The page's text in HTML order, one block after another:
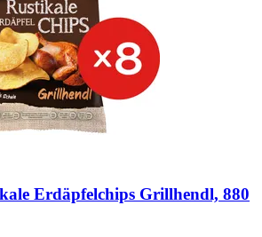
Erdäpfelchips Grillhendl, 880